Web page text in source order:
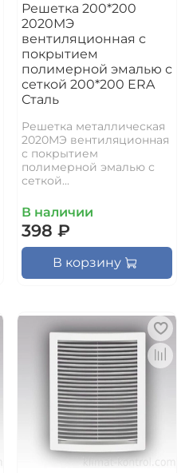
Решетка 200*200
2020МЭ
вентиляционная с
покрытием
полимерной эмалью с
сеткой 200*200 ERA
Сталь
Решетка металлическая
2020МЭ вентиляционная
с покрытием
полимерной эмалью с
сеткой...
В наличии
398 ₽
В корзину